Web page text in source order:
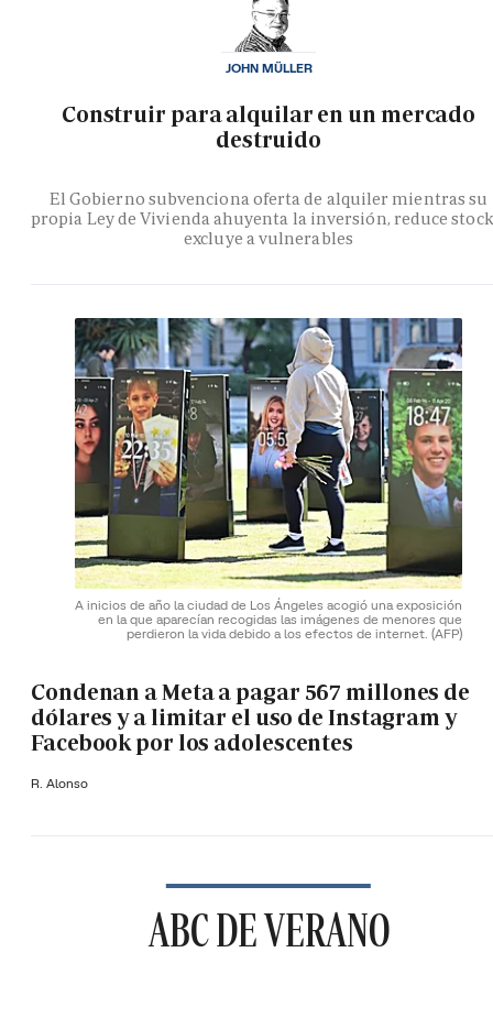
Construir para alquilar en un mercado
destruido
El Gobierno subvenciona oferta de alquiler mientras su
propia Ley de Vivienda ahuyenta la inversión, reduce
excluye a vulnerables
JOHN MÜLLER
A inicios de año la ciudad de Los Ángeles acogió una exposición
en la que aparecían recogidas las imágenes de menores que
perdieron la vida debido a los efectos de internet. (AFP)
Condenan a Meta a pagar 567 millones de
dólares y a limitar el uso de Instagram y
Facebook por los adolescentes
R. Alonso
ABC DE VERANO